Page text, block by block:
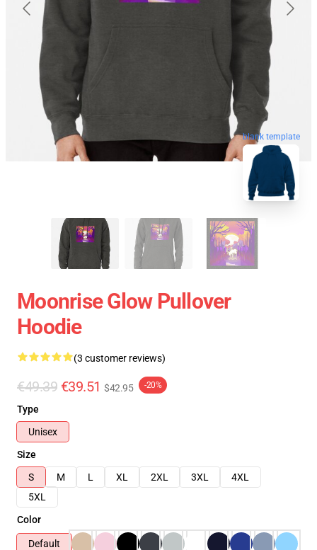
blank template
Moonrise Glow Pullover
Hoodie
(3 customer reviews)
€49.39 €39.51 $42.95 -20%
Type
Unisex
Size
S
M L XL 2XL 3XL
4XL
5XL
Color
Default